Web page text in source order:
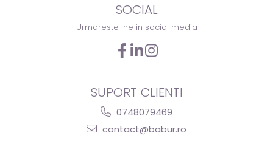
SOCIAL
Urmareste-ne in social media
SUPORT CLIENTI
0748079469
contact@babur.ro